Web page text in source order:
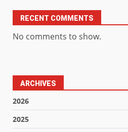
RECENT COMMENTS
No comments to show.
ARCHIVES
2026
2025